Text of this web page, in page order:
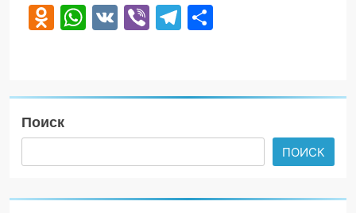
Odnoklassniki
WhatsApp
VK ViberTelegram
Поиск
ПОИСК